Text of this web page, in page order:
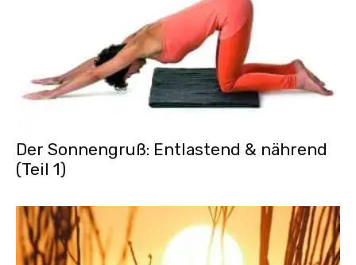
Der Sonnengruß: Entlastend & nährend
(Teil 1)